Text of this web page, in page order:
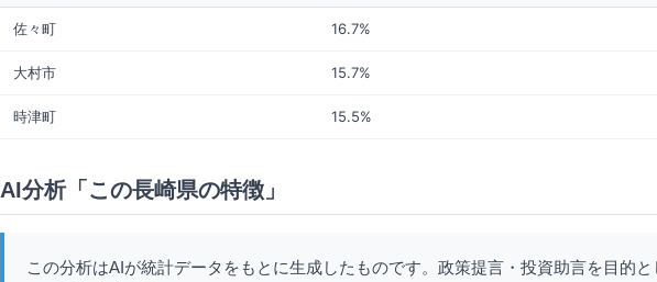
佐々町 16.7%
大村市 15.7%
時津町 15.5%
AI分析「この長崎県の特徴」
この分析はAIが統計データをもとに生成したものです。政策提言・投資助言を目的と